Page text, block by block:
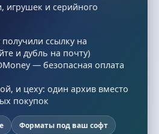
игрушек и серийного
ссылку на
и дубль на почту)
— безопасная оплата
и цеху: один архив вместо
покупок
Форматы под ваш софт